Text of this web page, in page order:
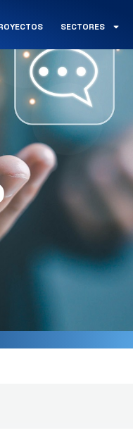
SECTORES